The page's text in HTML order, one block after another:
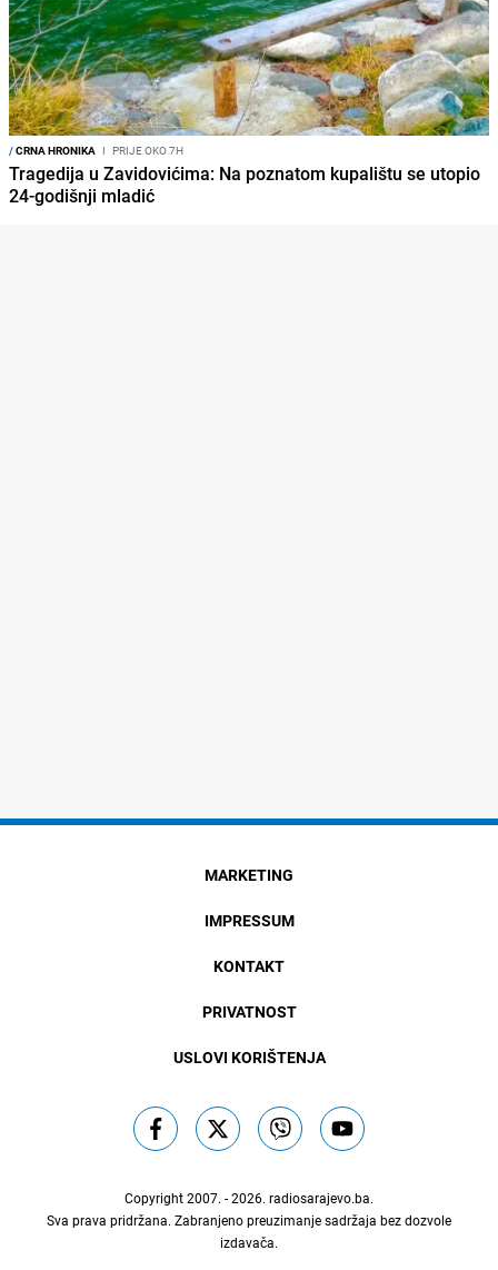
/CRNA HRONIKA I PRIJE OKO 7H
Tragedija u Zavidovićima: Na poznatom kupalištu se utopio
24-godišnji mladić
MARKETING
IMPRESSUM
KONTAKT
PRIVATNOST
USLOVI KORIŠTENJA
Copyright 2007. - 2026. radiosarajevo.ba.
Sva prava pridržana. Zabranjeno preuzimanje sadržaja bez dozvole
izdavača.